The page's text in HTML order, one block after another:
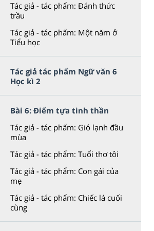
Tác giả - tác phẩm: Đánh thức
trầu
Tác giả - tác phẩm: Một năm ở
Tiểu học
Tác giả tác phẩm Ngữ văn 6
Học kì 2
Bài 6: Điểm tựa tinh thần
Tác giả - tác phẩm: Gió lạnh đầu
mùa
Tác giả - tác phẩm: Tuổi thơ tôi
Tác giả - tác phẩm: Con gái của
mẹ
Tác giả - tác phẩm: Chiếc lá cuối
cùng